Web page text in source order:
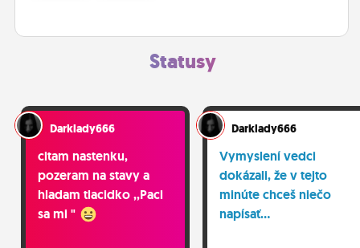
Statusy
Darklady666
citam nastenku,
pozeram na stavy a
hladam tlacidko ,,Paci
sa mi "
Darklady666
Vymyslení vedci
dokázali, že v tejto
minúte chceš niečo
napísať...